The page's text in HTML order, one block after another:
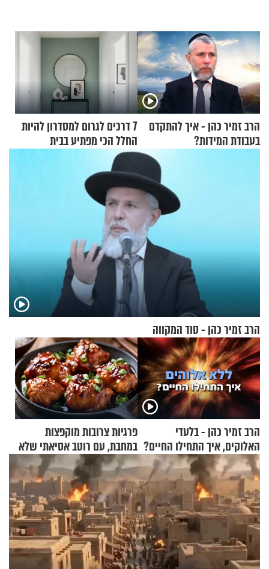
הרב זמיר כהן - איך להתקדם
בעבודת המידות?
7 דרכים לגרום למסדרון להיות
החלל הכי מפתיע בבית
הרב זמיר כהן - סוד המקווה
הרב זמיר כהן - בלעדי
האלוקים, איך התחילו החיים?
פרגיות צרובות מוקפצות
במחבת, עם רוטב אסיאתי שלא
יישכח במהרה